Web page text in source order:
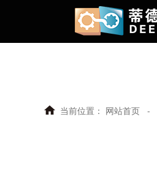
当前位置： 网站首页 -